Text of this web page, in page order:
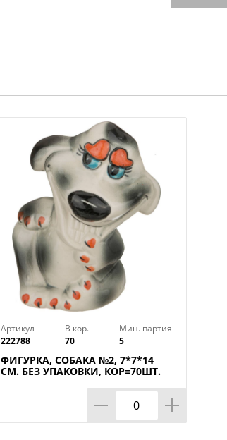
Артикул
222788
В кор.
70
Мин. партия
5
ФИГУРКА, СОБАКА №2, 7*7*14
СМ. БЕЗ УПАКОВКИ, КОР=70ШТ.